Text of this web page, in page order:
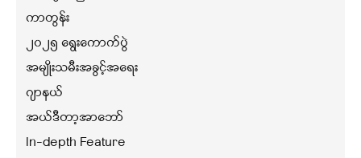
ကာတွန်း
၂၀၂၅ ရွေးကောက်ပွဲ
အမျိုးသမီးအခွင့်အရေး
ဂျာနယ်
အယ်ဒီတာ့အာဘော်
In-depth Feature